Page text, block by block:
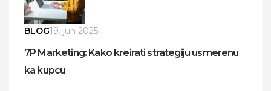
BLOG19. jun 2025.
7P Marketing: Kako kreirati strategiju usmerenu
ka kupcu